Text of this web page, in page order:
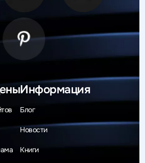
Информация
Блог
Новости
Книги